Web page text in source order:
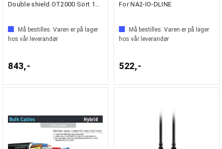
Double shield OT2000 Sort 10m
Må bestilles. Varen er på lager
hos vår leverandør
843,-
For NA2-IO-DLINE
Må bestilles. Varen er på lager
hos vår leverandør
522,-